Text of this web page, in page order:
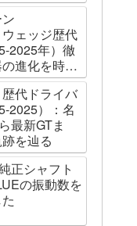
ウェッジ歴代
2025年）徹
進化を時系
代ドライバ
2025）：名
最新GTま
を辿る
正シャフト
の振動数を